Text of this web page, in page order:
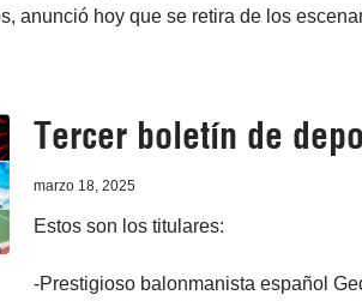
anunció hoy que se retira de los
Tercer boletín de
marzo 18, 2025
Estos son los titulares:
-Prestigioso balonmanista español